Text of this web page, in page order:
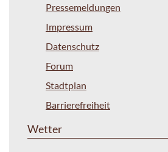
Pressemeldungen
Impressum
Datenschutz
Forum
Stadtplan
Barrierefreiheit
Wetter